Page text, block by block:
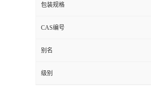
包装规格
CAS编号
别名
级别